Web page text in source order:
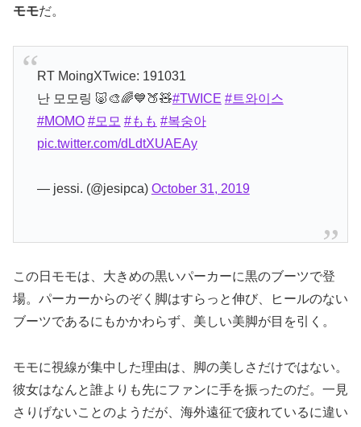
モモだ。
RT MoingXTwice: 191031
난 모모링 🐷🎨🌈💙🍑🧸#TWICE #트와이스
#MOMO #모모 #もも #복숭아
pic.twitter.com/dLdtXUAEAy
— jessi. (@jesipca) October 31, 2019
この日モモは、大きめの黒いパーカーに黒のブーツで登
場。パーカーからのぞく脚はすらっと伸び、ヒールのない
ブーツであるにもかかわらず、美しい美脚が目を引く。
モモに視線が集中した理由は、脚の美しさだけではない。
彼女はなんと誰よりも先にファンに手を振ったのだ。一見
さりげないことのようだが、海外遠征で疲れているに違い